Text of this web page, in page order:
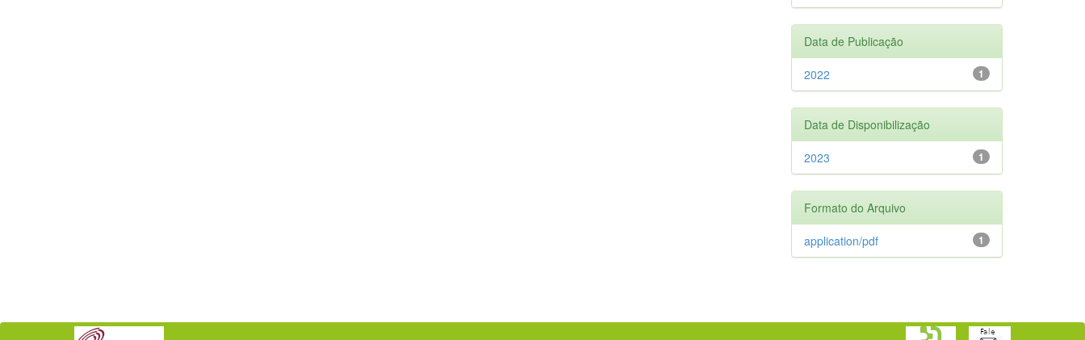
Data de Publicação
1
2022
Data de Disponibilização
1
2023
Formato do Arquivo
1
application/pdf